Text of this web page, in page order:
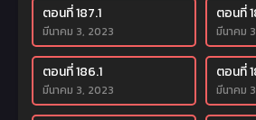
ตอนที่ 187.1
มีนาคม 3, 2023
ตอนที่
มีนาคม
ตอนที่ 186.1
มีนาคม 3, 2023
ตอนที่
มีนาคม